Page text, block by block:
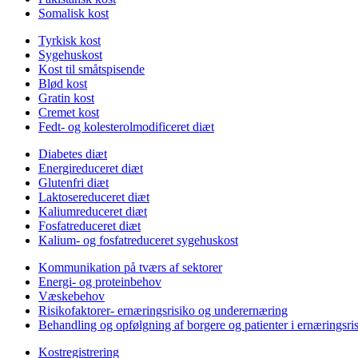
Somalisk kost
Tyrkisk kost
Sygehuskost
Kost til småtspisende
Blød kost
Gratin kost
Cremet kost
Fedt- og kolesterolmodificeret diæt
Diabetes diæt
Energireduceret diæt
Glutenfri diæt
Laktosereduceret diæt
Kaliumreduceret diæt
Fosfatreduceret diæt
Kalium- og fosfatreduceret sygehuskost
Kommunikation på tværs af sektorer
Energi- og proteinbehov
Væskebehov
Risikofaktorer- ernæringsrisiko og underernæring
Behandling og opfølgning af borgere og patienter i
Kostregistrering